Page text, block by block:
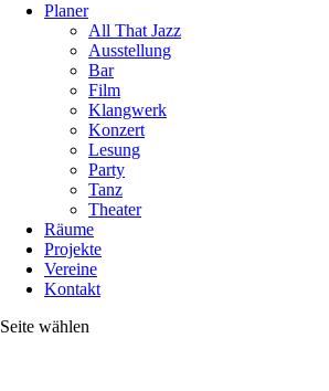
Planer
All That Jazz
Ausstellung
Bar
Film
Klangwerk
Konzert
Lesung
Party
Tanz
Theater
Räume
Projekte
Vereine
Kontakt
Seite wählen